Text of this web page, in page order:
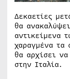
Δεκαετίες
θα
αντικείμενα
χαραγμένα τα
θα αρχίσει
στην Ιταλία.